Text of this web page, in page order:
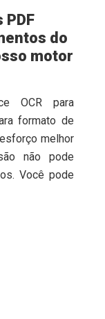
do
motor
OCR para
formato de
melhor
não pode
Você pode